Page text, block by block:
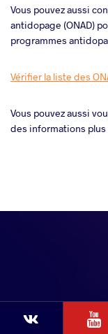
Vous pouvez aussi
antidopage (ONAD)
programmes
Vérifier la liste des
Vous pouvez aussi
des informations